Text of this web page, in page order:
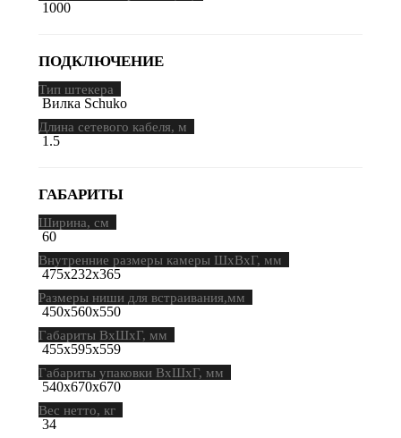
1000
ПОДКЛЮЧЕНИЕ
Тип штекера
Вилка Schuko
Длина сетевого кабеля, м
1.5
ГАБАРИТЫ
Ширина, см
60
Внутренние размеры камеры ШхВхГ, мм
475х232х365
Размеры ниши для встраивания,мм
450х560х550
Габариты ВхШхГ, мм
455х595х559
Габариты упаковки ВхШхГ, мм
540х670х670
Вес нетто, кг
34